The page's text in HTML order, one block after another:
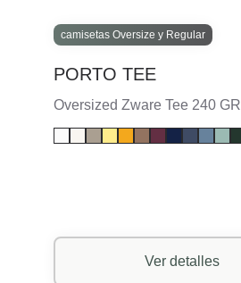
camisetas Oversize y Regular
PORTO TEE
Oversized Zware Tee 240 GR
Ver detalles